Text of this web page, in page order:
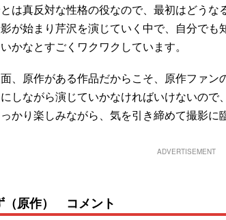
は真反対な性格の役なので、最初はどう
が始まり芹沢を演じていく中で、自分でも
かなとすごくワクワクしています。
、原作がある作品だからこそ、原作ファ
しながら演じていかなければいけないの
かり楽しみながら、気を引き締めて撮影に
ADVERTISEMENT
（原作） コメント